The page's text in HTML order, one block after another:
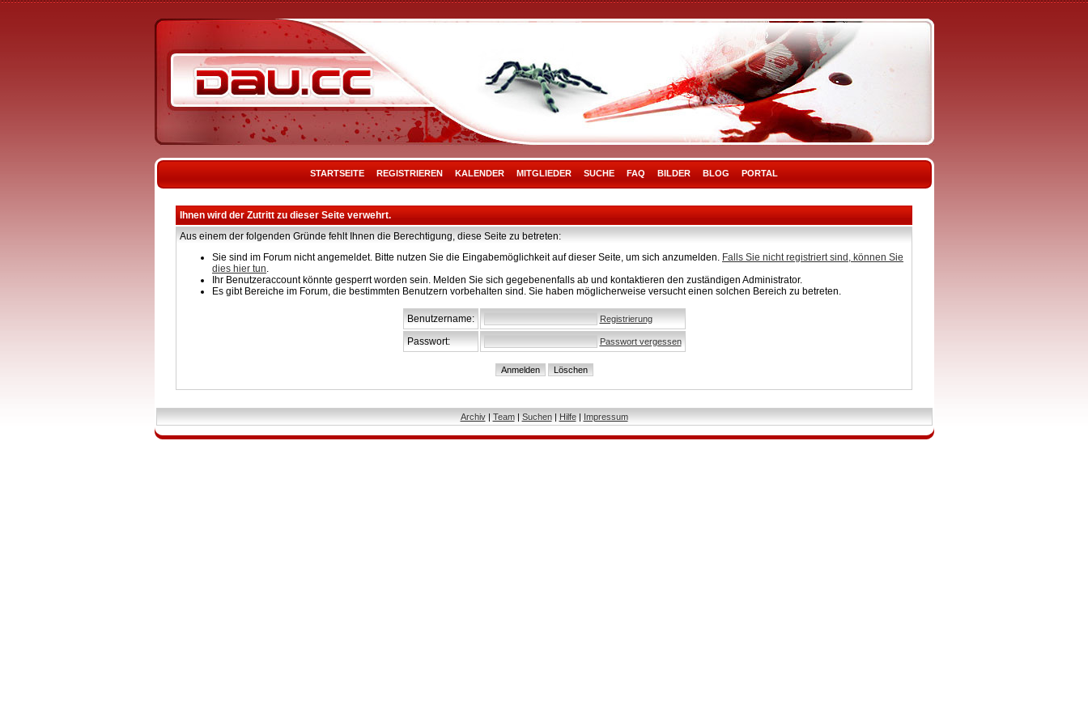
STARTSEITE REGISTRIEREN KALENDER MITGLIEDER SUCHE FAQ BILDER BLOG PORTAL
Ihnen wird der Zutritt zu dieser Seite verwehrt.
Aus einem der folgenden Gründe fehlt Ihnen die Berechtigung, diese Seite zu betreten:
Sie sind im Forum nicht angemeldet. Bitte nutzen Sie die Eingabemöglichkeit auf dieser Seite, um sich anzumelden. Falls Sie nicht registriert sind, können Sie
dies hier tun.
Ihr Benutzeraccount könnte gesperrt worden sein. Melden Sie sich gegebenenfalls ab und kontaktieren den zuständigen Administrator.
Es gibt Bereiche im Forum, die bestimmten Benutzern vorbehalten sind. Sie haben möglicherweise versucht einen solchen Bereich zu betreten.
Benutzername: Registrierung
Passwort: Passwort vergessen
Archiv| Team| Suchen| Hilfe| Impressum